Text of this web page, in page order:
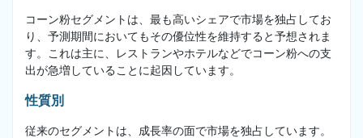
コーン粉セグメントは、最も高いシェアで市場を独占してお
り、予測期間においてもその優位性を維持すると予想されま
す。これは主に、レストランやホテルなどでコーン粉への支
出が急増していることに起因しています。
性質別
従来のセグメントは、成長率の面で市場を独占しています。